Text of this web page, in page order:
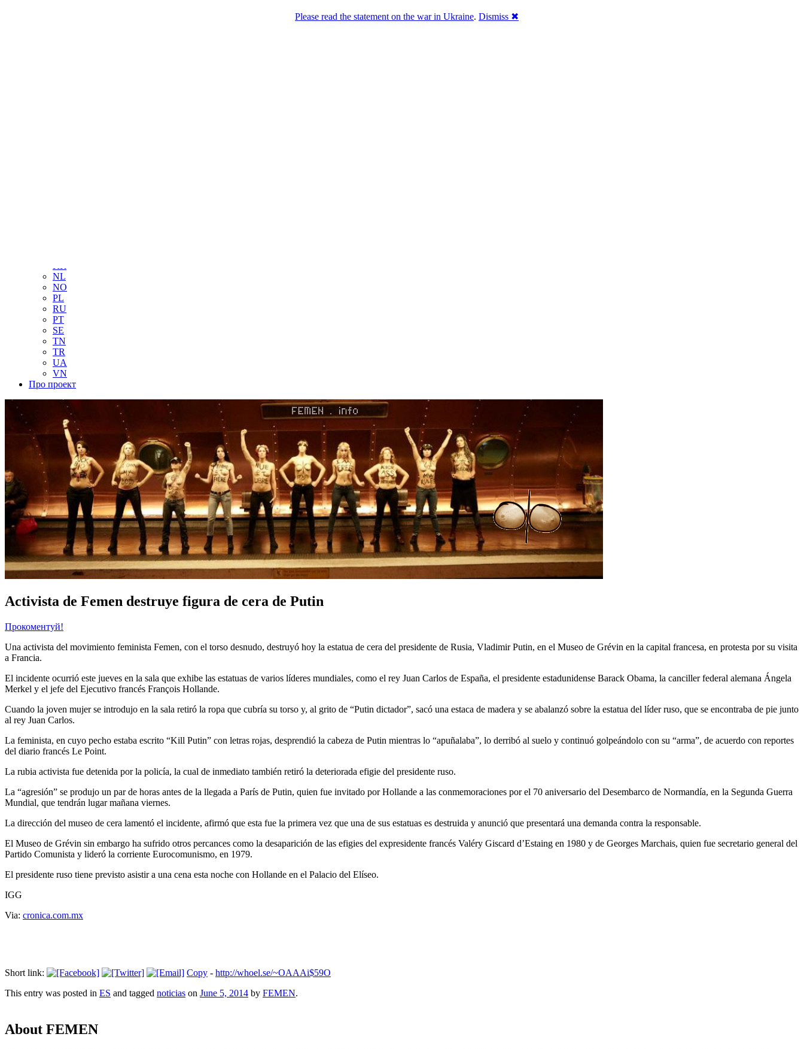
KR
NL
NO
PL
RU
PT
SE
TN
TR
UA
VN
Про проект
Activista de Femen destruye figura de cera de Putin
Прокоментуй!
Una activista del movimiento feminista Femen, con el torso desnudo, destruyó hoy la estatua de cera del presidente de Rusia, Vladimir Putin, en el Museo de Grévin en la capital francesa, en protesta por su visita
a Francia.
El incidente ocurrió este jueves en la sala que exhibe las estatuas de varios líderes mundiales, como el rey Juan Carlos de España, el presidente estadunidense Barack Obama, la canciller federal alemana Ángela
Merkel y el jefe del Ejecutivo francés François Hollande.
Cuando la joven mujer se introdujo en la sala retiró la ropa que cubría su torso y, al grito de “Putin dictador”, sacó una estaca de madera y se abalanzó sobre la estatua del líder ruso, que se encontraba de pie junto
al rey Juan Carlos.
La feminista, en cuyo pecho estaba escrito “Kill Putin” con letras rojas, desprendió la cabeza de Putin mientras lo “apuñalaba”, lo derribó al suelo y continuó golpeándolo con su “arma”, de acuerdo con reportes
del diario francés Le Point.
La rubia activista fue detenida por la policía, la cual de inmediato también retiró la deteriorada efigie del presidente ruso.
La “agresión” se produjo un par de horas antes de la llegada a París de Putin, quien fue invitado por Hollande a las conmemoraciones por el 70 aniversario del Desembarco de Normandía, en la Segunda Guerra
Mundial, que tendrán lugar mañana viernes.
La dirección del museo de cera lamentó el incidente, afirmó que esta fue la primera vez que una de sus estatuas es destruida y anunció que presentará una demanda contra la responsable.
El Museo de Grévin sin embargo ha sufrido otros percances como la desaparición de las efigies del expresidente francés Valéry Giscard d’Estaing en 1980 y de Georges Marchais, quien fue secretario general del
Partido Comunista y lideró la corriente Eurocomunismo, en 1979.
El presidente ruso tiene previsto asistir a una cena esta noche con Hollande en el Palacio del Elíseo.
IGG
Via: cronica.com.mx
Short link: Copy - http://whoel.se/~OAAAi$59O
This entry was posted in ES and tagged noticias on June 5, 2014 by FEMEN.
About FEMEN
Please read the statement on the war in Ukraine. Dismiss ✖